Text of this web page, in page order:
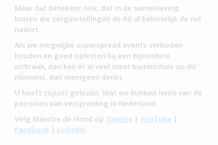
Maar dat betekent ook, dat in de samenleving
buiten die zorginstellingen de R0 al behoorlijk de nul
nadert.
Als we mogelijke superspread events verboden
houden en goed opletten bij een bijzondere
uitbraak, dan kan er al veel meer buitenshuis op dit
moment, dan menigeen denkt.
U heeft zojuist gelezen: Wat we kunnen leren van de
patronen van verspreiding in Nederland.
Volg Maurice de Hond op Twitter | YouTube |
Facebook | LinkedIn.